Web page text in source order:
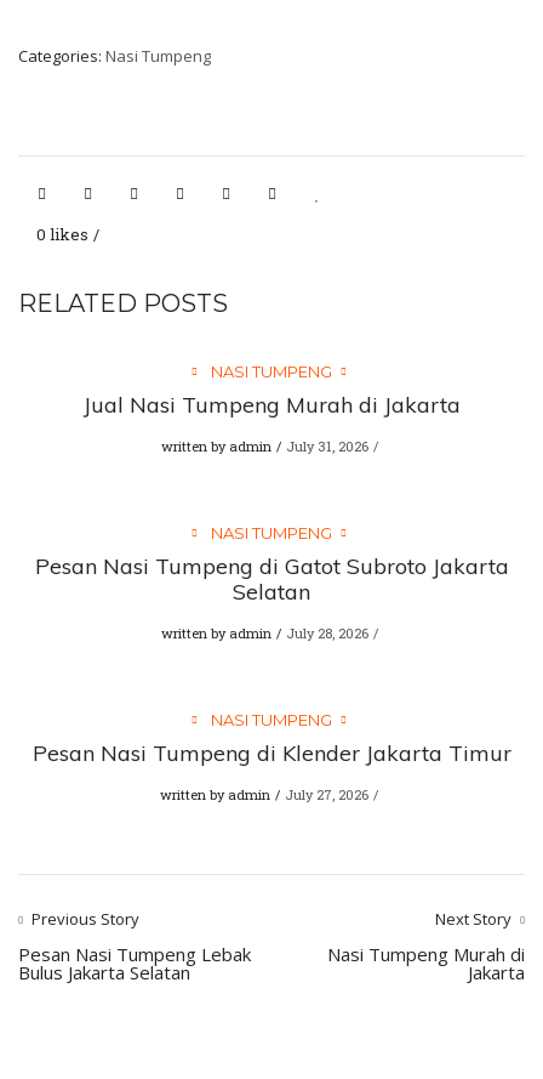
Categories: Nasi Tumpeng
0 likes
RELATED POSTS
NASI TUMPENG
Jual Nasi Tumpeng Murah di Jakarta
written by admin July 31, 2026
NASI TUMPENG
Pesan Nasi Tumpeng di Gatot Subroto Jakarta
Selatan
written by admin July 28, 2026
NASI TUMPENG
Pesan Nasi Tumpeng di Klender Jakarta Timur
written by admin July 27, 2026
Previous Story
Pesan Nasi Tumpeng Lebak
Bulus Jakarta Selatan
Next Story
Nasi Tumpeng Murah di
Jakarta